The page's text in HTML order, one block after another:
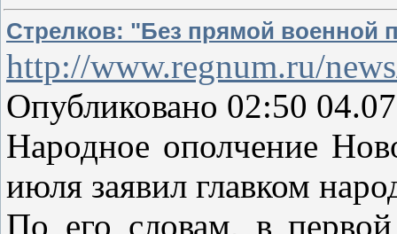
Стрелков: "Без прямой военной
http://www.regnum.ru/
Опубликовано 02:50
Народное ополчение
июля заявил главком
По его словам, в первой